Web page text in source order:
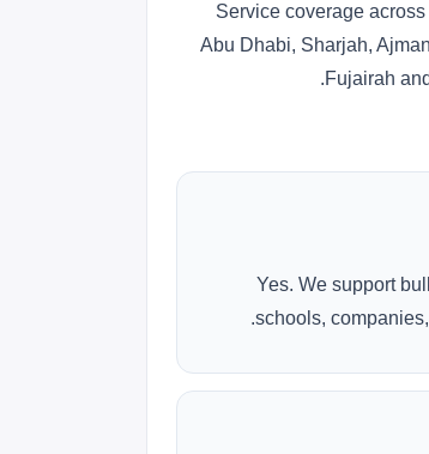
Service coverage
Abu Dhabi, Sharjah,
Fujairah
Yes. We support
schools,